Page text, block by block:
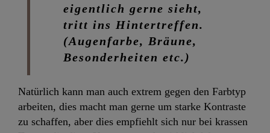
eigentlich gerne sieht,
tritt ins Hintertreffen.
(Augenfarbe, Bräune,
Besonderheiten etc.)
Natürlich kann man auch extrem gegen den Farbtyp
arbeiten, dies macht man gerne um starke Kontraste
zu schaffen, aber dies empfiehlt sich nur bei krassen